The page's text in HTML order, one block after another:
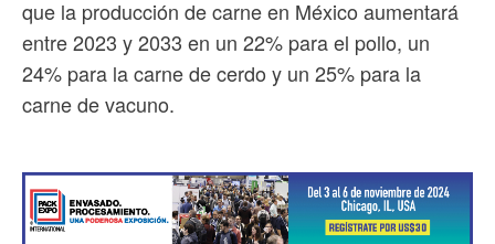
que la producción de carne en México aumentará
entre 2023 y 2033 en un 22% para el pollo, un
24% para la carne de cerdo y un 25% para la
carne de vacuno.